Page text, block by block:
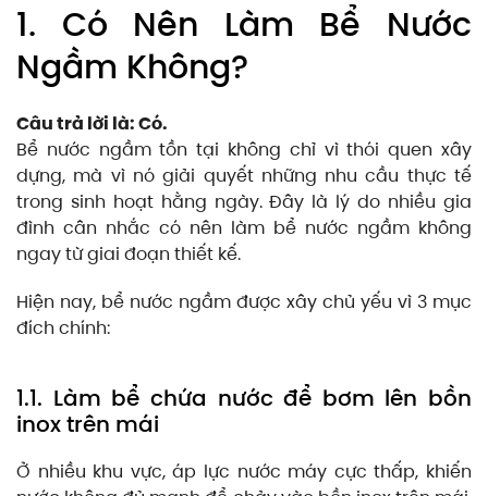
1. Có Nên Làm Bể Nước
Ngầm Không?
Câu trả lời là: Có.
Bể nước ngầm tồn tại không chỉ vì thói quen xây
dựng, mà vì nó giải quyết những nhu cầu thực tế
trong sinh hoạt hằng ngày. Đây là lý do nhiều gia
đình cân nhắc có nên làm bể nước ngầm không
ngay từ giai đoạn thiết kế.
Hiện nay, bể nước ngầm được xây chủ yếu vì 3 mục
đích chính:
1.1. Làm bể chứa nước để bơm lên bồn
inox trên mái
Ở nhiều khu vực, áp lực nước máy cực thấp, khiến